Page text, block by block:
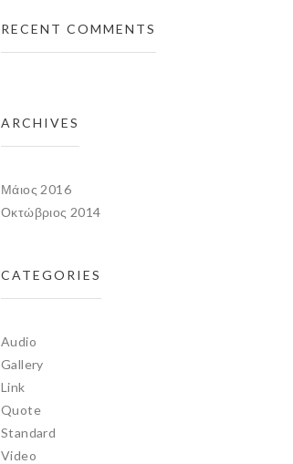
RECENT COMMENTS
ARCHIVES
Μάιος 2016
Οκτώβριος 2014
CATEGORIES
Audio
Gallery
Link
Quote
Standard
Video